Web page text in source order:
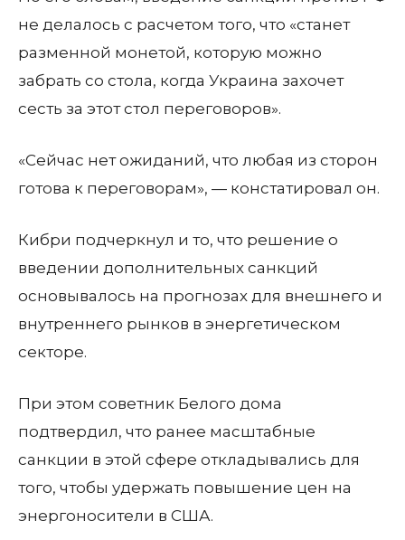
не делалось с расчетом того, что «станет
разменной монетой, которую можно
забрать со стола, когда Украина захочет
сесть за этот стол переговоров».
«Сейчас нет ожиданий, что любая из сторон
готова к переговорам», — констатировал он.
Кибри подчеркнул и то, что решение о
введении дополнительных санкций
основывалось на прогнозах для внешнего и
внутреннего рынков в энергетическом
секторе.
При этом советник Белого дома
подтвердил, что ранее масштабные
санкции в этой сфере откладывались для
того, чтобы удержать повышение цен на
энергоносители в США.